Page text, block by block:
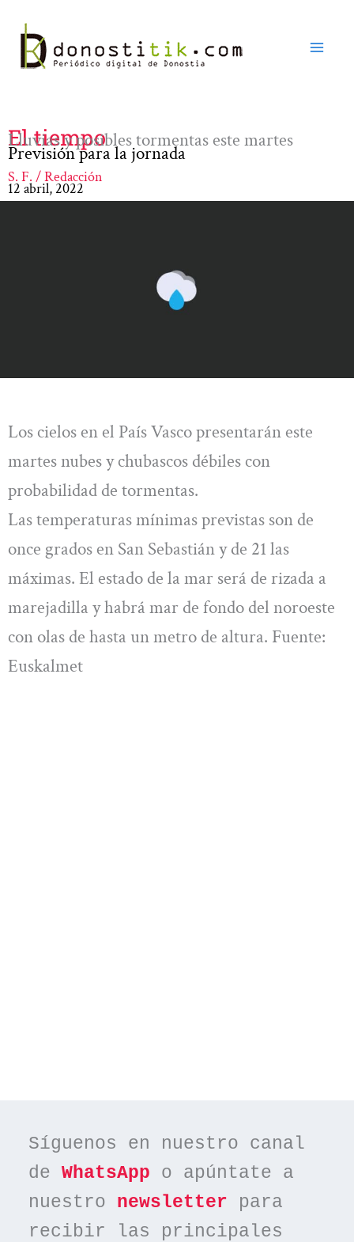
contenido
El tiempo
Lluvias y posibles tormentas este martes
Previsión para la jornada
S. F. / Redacción
12 abril, 2022
Los cielos en el País Vasco presentarán este
martes nubes y chubascos débiles con
probabilidad de tormentas.
Las temperaturas mínimas previstas son de
once grados en San Sebastián y de 21 las
máximas. El estado de la mar será de rizada a
marejadilla y habrá mar de fondo del noroeste
con olas de hasta un metro de altura. Fuente:
Euskalmet
Síguenos en nuestro canal
de WhatsApp o apúntate a
nuestro newsletter para
recibir las principales